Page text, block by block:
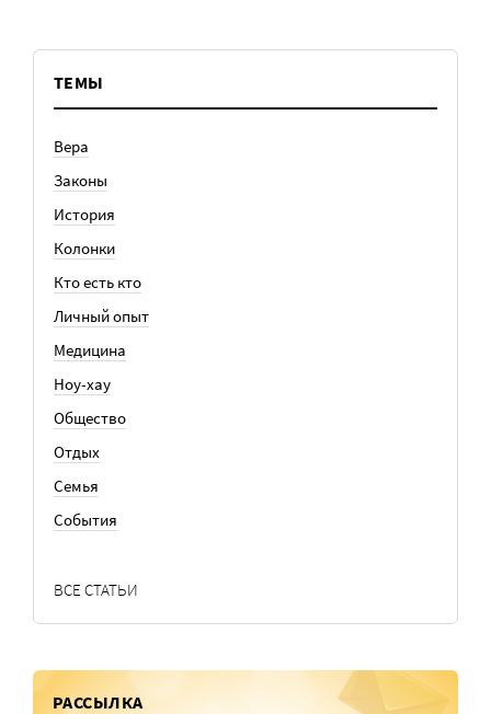
ТЕМЫ
Вера
Законы
История
Колонки
Кто есть кто
Личный опыт
Медицина
Ноу-хау
Общество
Отдых
Семья
События
ВСЕ СТАТЬИ
РАССЫЛКА